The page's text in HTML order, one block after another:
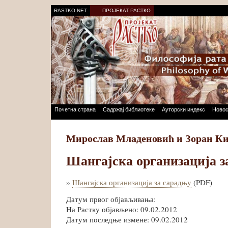
RASTKO.NET ПРОЈЕКАТ РАСТКО
Почетна страна Садржај библиотеке Ауторски индекс
Мирослав Младеновић и Зоран
Шангајска организација
» Шангајска организација за сарадњу (PDF)
Датум првог објављивања:
На Растку објављено: 09.02.2012
Датум последње измене: 09.02.2012